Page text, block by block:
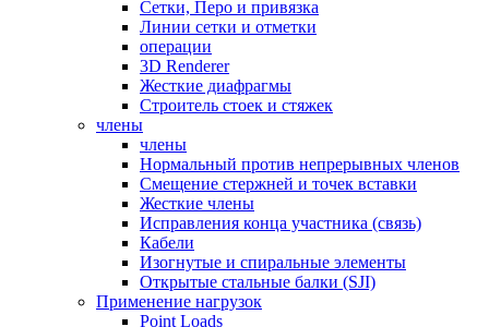
Сетки, Перо и привязка
Линии сетки и отметки
операции
3D Renderer
Жесткие диафрагмы
Строитель стоек и стяжек
члены
члены
Нормальный против непрерывных членов
Смещение стержней и точек вставки
Жесткие члены
Исправления конца участника (связь)
Кабели
Изогнутые и спиральные элементы
Открытые стальные балки (SJI)
Применение нагрузок
Point Loads